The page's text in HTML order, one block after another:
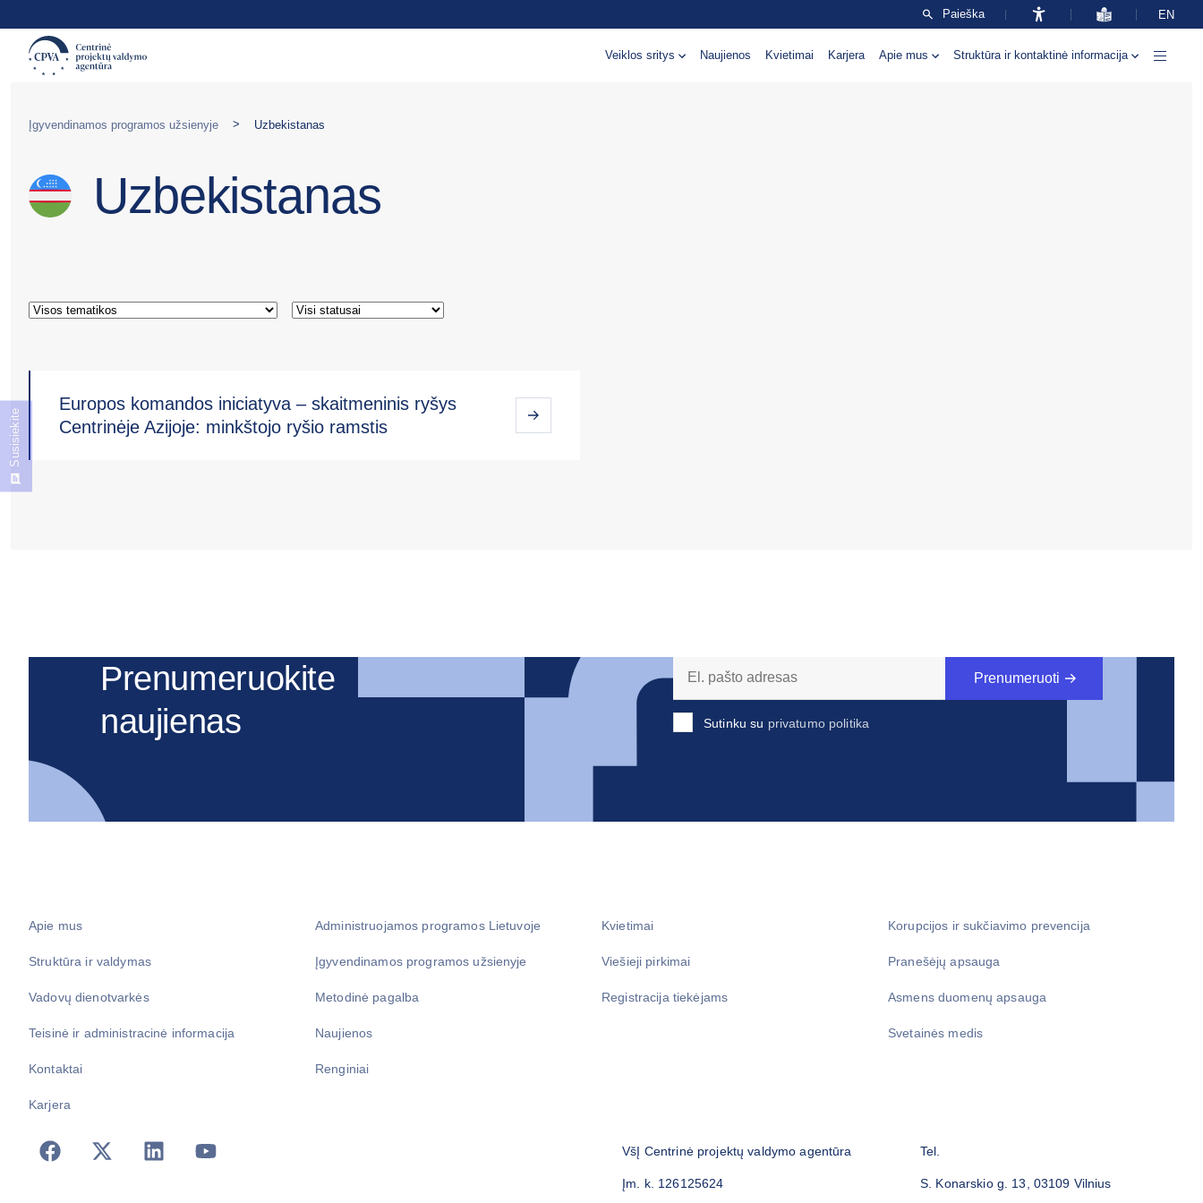
Paieška EN
Veiklos sritys Naujienos Kvietimai Karjera Apie mus Struktūra ir kontaktinė informacija
Įgyvendinamos programos užsienyje > Uzbekistanas
Uzbekistanas
Europos komandos iniciatyva – skaitmeninis ryšys
Centrinėje Azijoje: minkštojo ryšio ramstis
Prenumeruokite
naujienas
Sutinku su privatumo politika
Prenumeruoti
Apie mus
Struktūra ir valdymas
Vadovų dienotvarkės
Teisinė ir administracinė informacija
Kontaktai
Karjera
Administruojamos programos Lietuvoje
Įgyvendinamos programos užsienyje
Metodinė pagalba
Naujienos
Renginiai
Kvietimai
Viešieji pirkimai
Registracija tiekėjams
Korupcijos ir sukčiavimo prevencija
Pranešėjų apsauga
Asmens duomenų apsauga
Svetainės medis
VšĮ Centrinė projektų valdymo agentūra
Įm. k. 126125624
Tel.
S. Konarskio g. 13, 03109 Vilnius
Susisiekite